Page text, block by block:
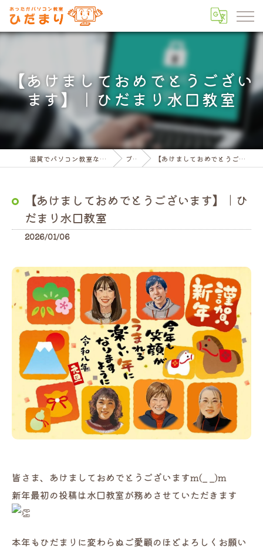
【あけましておめでとうござい
ます】｜ひだまり水口教室
滋賀でパソコン教室ならパソコン教室ひだまり ブログ 【あけましておめでとうございます】｜ひだまり水口教室
【あけましておめでとうございます】｜ひ
だまり水口教室
2026/01/06
皆さま、あけましておめでとうございますm(_ _)m
新年最初の投稿は水口教室が務めさせていただきます
本年もひだまりに変わらぬご愛顧のほどよろしくお願い